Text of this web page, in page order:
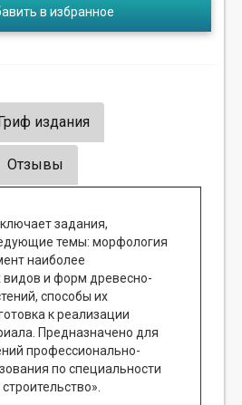
в избранное
Гриф издания
Отзывы
задания,
темы: морфология
наиболее
видов и форм древесно-
способы их
к реализации
Предназначено для
профессионально-
по специальности